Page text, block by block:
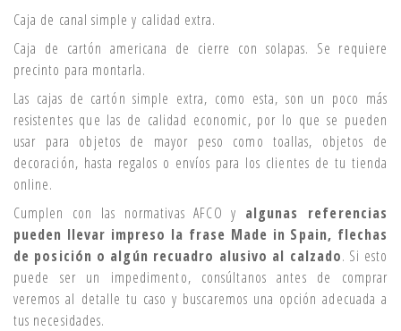
Caja de canal simple y calidad extra.
Caja de cartón americana de cierre con solapas. Se requiere
precinto para montarla.
Las cajas de cartón simple extra, como esta, son un poco más
resistentes que las de calidad economic, por lo que se pueden
usar para objetos de mayor peso como toallas, objetos de
decoración, hasta regalos o envíos para los clientes de tu tienda
online.
Cumplen con las normativas AFCO y algunas referencias
pueden llevar impreso la frase Made in Spain, flechas
de posición o algún recuadro alusivo al calzado. Si esto
puede ser un impedimento, consúltanos antes de comprar
veremos al detalle tu caso y buscaremos una opción adecuada a
tus necesidades.